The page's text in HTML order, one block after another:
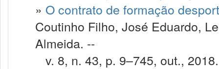
» O contrato de formação
Coutinho Filho, José Eduardo,
Almeida. --
v. 8, n. 43, p. 9–745, out., 2018.